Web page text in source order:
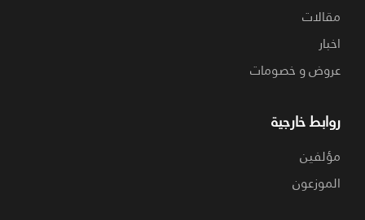
مقالات
اخبار
عروض و خصومات
روابط خارجية
مؤلفين
الموزعون